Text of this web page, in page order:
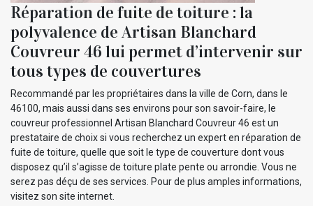
Réparation de fuite de toiture : la
polyvalence de Artisan Blanchard
Couvreur 46 lui permet d’intervenir sur
tous types de couvertures
Recommandé par les propriétaires dans la ville de Corn, dans le
46100, mais aussi dans ses environs pour son savoir-faire, le
couvreur professionnel Artisan Blanchard Couvreur 46 est un
prestataire de choix si vous recherchez un expert en réparation de
fuite de toiture, quelle que soit le type de couverture dont vous
disposez qu’il s’agisse de toiture plate pente ou arrondie. Vous ne
serez pas déçu de ses services. Pour de plus amples informations,
visitez son site internet.